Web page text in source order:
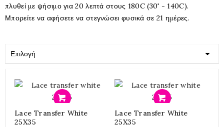
πλυθεί με ψήσιμο για 20 λεπτά στους 180C (30' - 140C).
Μπορείτε να αφήσετε να στεγνώσει φυσικά σε 21 ημέρες.
Επιλογή 
Lace Transfer White
25X35
Lace Transfer White
25X35